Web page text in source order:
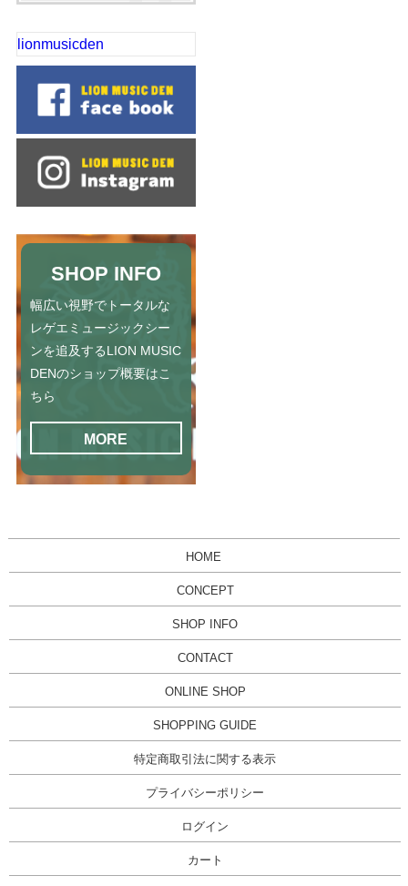
lionmusicden
SHOP INFO
幅広い視野でトータルな
レゲエミュージックシー
ンを追及するLION MUSIC
DENのショップ概要はこ
ちら
MORE
HOME
CONCEPT
SHOP INFO
CONTACT
ONLINE SHOP
SHOPPING GUIDE
特定商取引法に関する表示
プライバシーポリシー
ログイン
カート